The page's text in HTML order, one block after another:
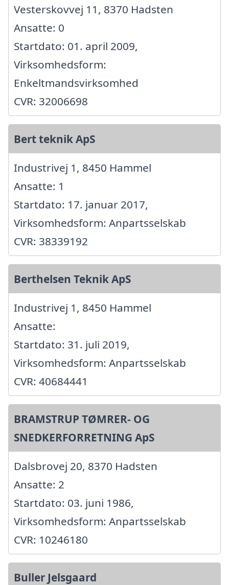
Vesterskovvej 11, 8370 Hadsten
Ansatte: 0
Startdato: 01. april 2009,
Virksomhedsform:
Enkeltmandsvirksomhed
CVR: 32006698
Bert teknik ApS
Industrivej 1, 8450 Hammel
Ansatte: 1
Startdato: 17. januar 2017,
Virksomhedsform: Anpartsselskab
CVR: 38339192
Berthelsen Teknik ApS
Industrivej 1, 8450 Hammel
Ansatte:
Startdato: 31. juli 2019,
Virksomhedsform: Anpartsselskab
CVR: 40684441
BRAMSTRUP TØMRER- OG
SNEDKERFORRETNING ApS
Dalsbrovej 20, 8370 Hadsten
Ansatte: 2
Startdato: 03. juni 1986,
Virksomhedsform: Anpartsselskab
CVR: 10246180
Buller Jelsgaard